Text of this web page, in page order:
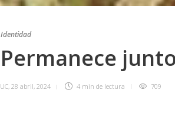
Identidad
Permanece
UC, 28 abril, 2024 4 min de lectura 709